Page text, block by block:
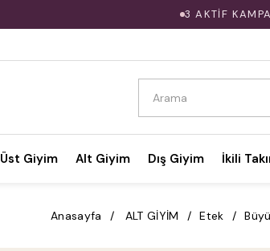
3 AKTİF
Üst Giyim Alt Giyim Dış Giyim İkili
Anasayfa ALT GİYİM Etek